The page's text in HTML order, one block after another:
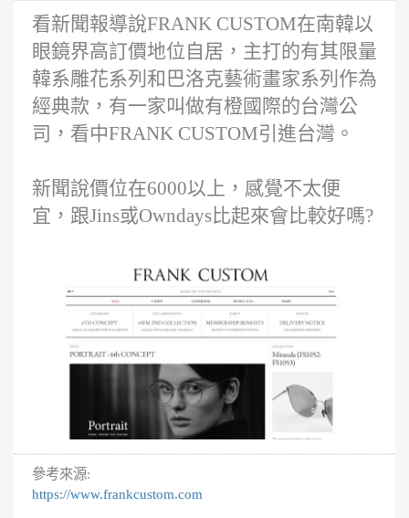
看新聞報導說FRANK CUSTOM在南韓以
眼鏡界高訂價地位自居，主打的有其限量
韓系雕花系列和巴洛克藝術畫家系列作為
經典款，有一家叫做有橙國際的台灣公
司，看中FRANK CUSTOM引進台灣。
新聞說價位在6000以上，感覺不太便
宜，跟Jins或Owndays比起來會比較好嗎?
參考來源:
https://www.frankcustom.com